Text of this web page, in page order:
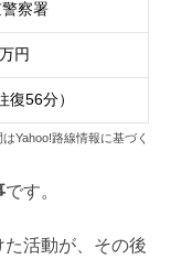
察署
円
復56分）
Yahoo!路線情報に基づく
です。
た活動が、その後